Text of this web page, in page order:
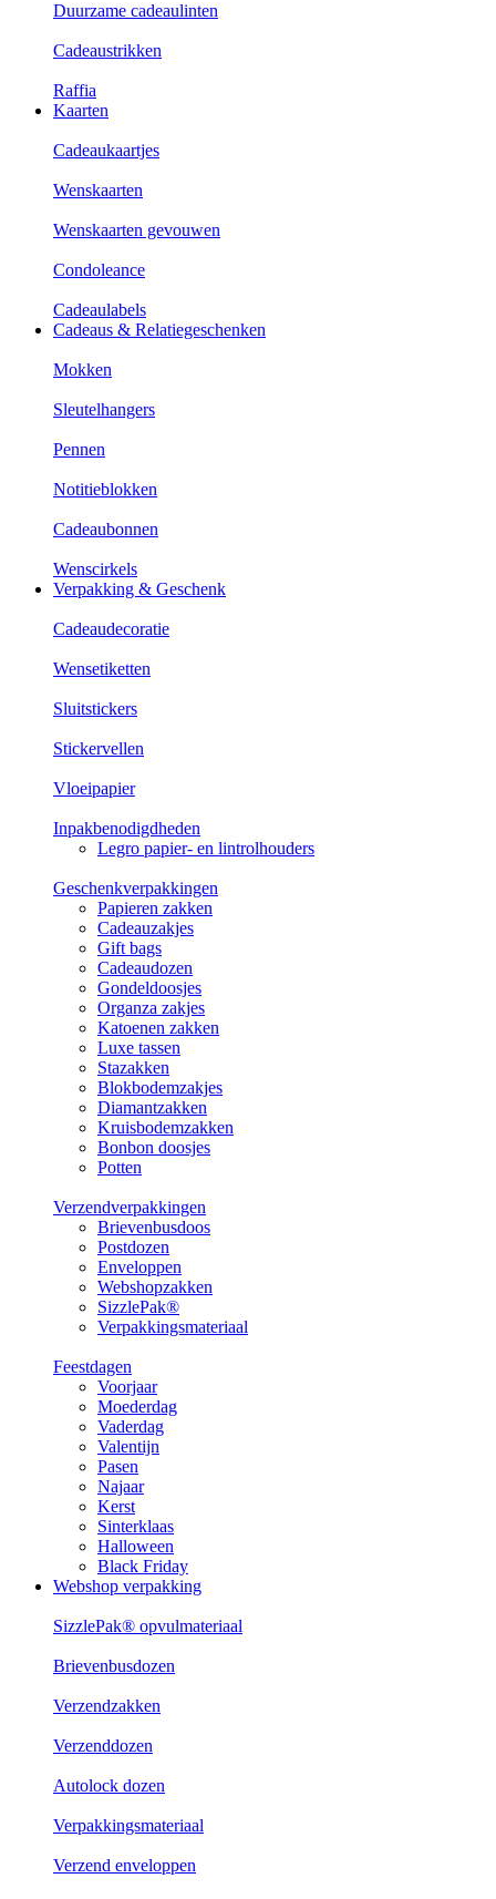
Duurzame cadeaulinten
Cadeaustrikken
Raffia
Kaarten
Cadeaukaartjes
Wenskaarten
Wenskaarten gevouwen
Condoleance
Cadeaulabels
Cadeaus & Relatiegeschenken
Mokken
Sleutelhangers
Pennen
Notitieblokken
Cadeaubonnen
Wenscirkels
Verpakking & Geschenk
Cadeaudecoratie
Wensetiketten
Sluitstickers
Stickervellen
Vloeipapier
Inpakbenodigdheden
Legro papier- en lintrolhouders
Geschenkverpakkingen
Papieren zakken
Cadeauzakjes
Gift bags
Cadeaudozen
Gondeldoosjes
Organza zakjes
Katoenen zakken
Luxe tassen
Stazakken
Blokbodemzakjes
Diamantzakken
Kruisbodemzakken
Bonbon doosjes
Potten
Verzendverpakkingen
Brievenbusdoos
Postdozen
Enveloppen
Webshopzakken
SizzlePak®
Verpakkingsmateriaal
Feestdagen
Voorjaar
Moederdag
Vaderdag
Valentijn
Pasen
Najaar
Kerst
Sinterklaas
Halloween
Black Friday
Webshop verpakking
SizzlePak® opvulmateriaal
Brievenbusdozen
Verzendzakken
Verzenddozen
Autolock dozen
Verpakkingsmateriaal
Verzend enveloppen